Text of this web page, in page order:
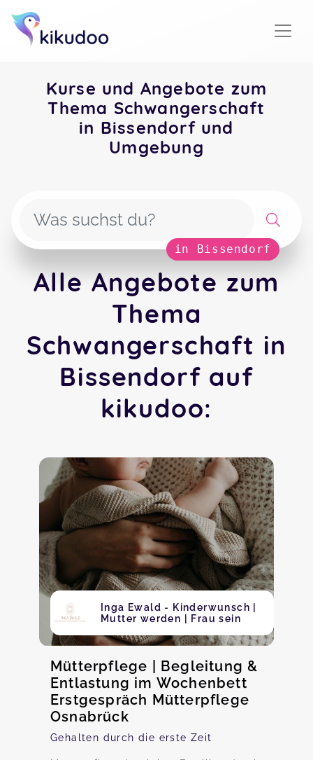
Kurse und Angebote zum
Thema Schwangerschaft
in Bissendorf und
Umgebung
in Bissendorf
Alle Angebote zum
Thema
Schwangerschaft in
Bissendorf auf
kikudoo:
Inga Ewald - Kinderwunsch |
Mutter werden | Frau sein
Mütterpflege | Begleitung &
Entlastung im Wochenbett
Erstgespräch Mütterpflege
Osnabrück
Gehalten durch die erste Zeit